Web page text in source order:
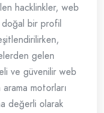
hacklinkler, web
bir profil
gelen
ve güvenilir web
motorları
değerli olarak